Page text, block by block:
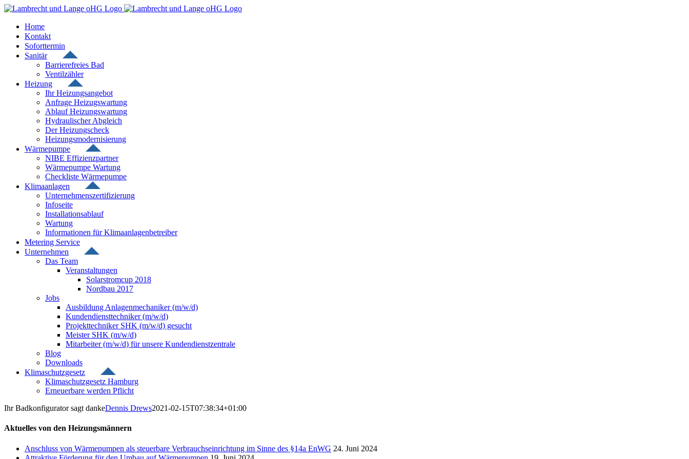
Zum
springenHome
Kontakt
Soforttermin
Sanitär
Barrierefreies Bad
Ventilzähler
Heizung
Ihr Heizungsangebot
Anfrage Heizugswartung
Ablauf Heizungswartung
Hydraulischer Abgleich
Der Heizungscheck
Heizungsmodernisierung
Wärmepumpe
NIBE Effizienzpartner
Wärmepumpe Wartung
Checkliste Wärmepumpe
Klimaanlagen
Unternehmenszertifizierung
Infoseite
Installationsablauf
Wartung
Informationen für Klimaanlagenbetreiber
Metering Service
Unternehmen
Das Team
Veranstaltungen
Solarstromcup 2018
Nordbau 2017
Jobs
Ausbildung Anlagenmechaniker (m/w/d)
Kundendiensttechniker (m/w/d)
Projekttechniker SHK (m/w/d) gesucht
Meister SHK (m/w/d)
Mitarbeiter (m/w/d) für unsere Kundendienstzentrale
Blog
Downloads
Klimaschutzgesetz
Klimaschutzgesetz Hamburg
Erneuerbare werden Pflicht
Ihr Badkonfigurator sagt dankeDennis Drews2021-02-15T07:38:34+01:00
Aktuelles von den Heizungsmännern
Anschluss von Wärmepumpen als steuerbare Verbrauchseinrichtung im Sinne des §14a EnWG 24. Juni 2024